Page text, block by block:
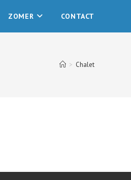
ZOMER CONTACT
> Chalet